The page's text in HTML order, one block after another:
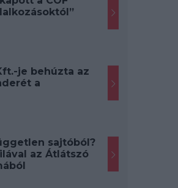
je behúzta az
a
sajtóból?
az Átlátszó